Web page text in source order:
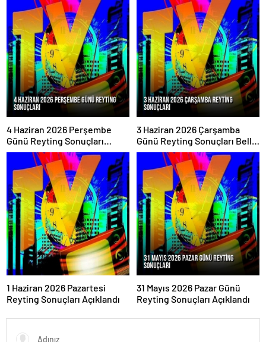
4 Haziran 2026 Perşembe
Günü Reyting Sonuçları
Açıklandı
3 Haziran 2026 Çarşamba
Günü Reyting Sonuçları Belli
Oldu
1 Haziran 2026 Pazartesi
Reyting Sonuçları Açıklandı
31 Mayıs 2026 Pazar Günü
Reyting Sonuçları Açıklandı